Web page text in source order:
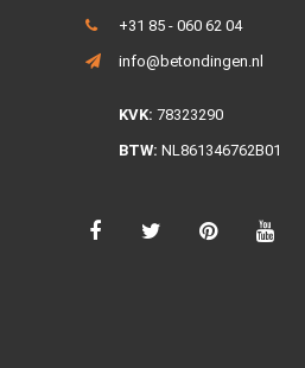
+31 85 - 060 62 04
info@betondingen.nl
KVK: 78323290
BTW: NL861346762B01